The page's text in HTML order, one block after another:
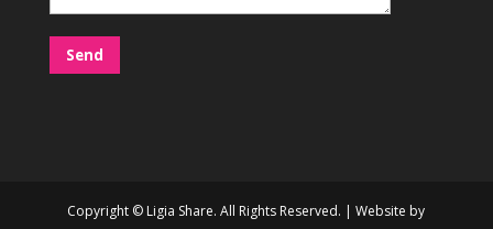
Copyright © Ligia Share. All Rights Reserved. | Website by